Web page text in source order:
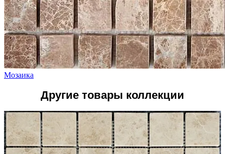
Мозаика
Другие товары коллекции